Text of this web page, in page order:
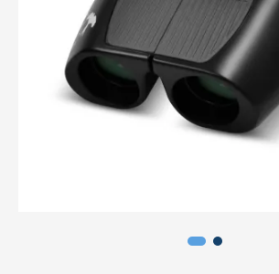
Accessoires pour montures
Pièces détachées